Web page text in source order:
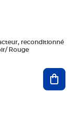
reconditionné
Rouge